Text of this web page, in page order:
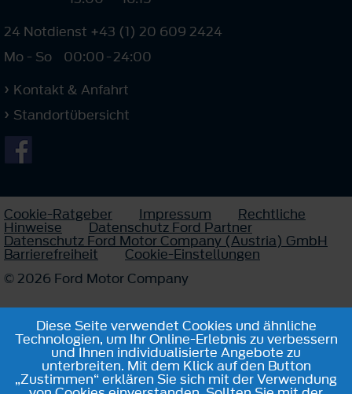
24 Notdienst +43 (1) 20 609 2424
Mo - So
00:00-24:00
Kontakt & Anfahrt
Standortübersicht
Cookie-Ratgeber Impressum Rechtliche
Hinweise Datenschutz Ford Partner
Datenschutz Ford Motor Company (Austria) GmbH
Barrierefreiheit
Cookie-Einstellungen
© 2026 Ford Motor Company
Diese Seite verwendet Cookies und ähnliche
Technologien, um Ihr Online-Erlebnis zu verbessern
und Ihnen individualisierte Angebote zu
unterbreiten. Mit dem Klick auf den Button
„Zustimmen“ erklären Sie sich mit der Verwendung